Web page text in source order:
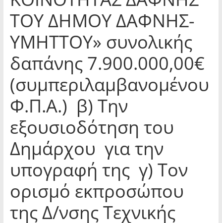
ΤΟΥ ΔΗΜΟΥ ΔΑΦΝΗΣ-
ΥΜΗΤΤΟΥ» συνολικής
δαπάνης 7.900.000,00€
(συμπεριλαμβανομένου
Φ.Π.Α.) β) Την
εξουσιοδότηση του
Δημάρχου για την
υπογραφή της γ) Τον
ορισμό εκπροσώπου
της Δ/νσης Τεχνικής